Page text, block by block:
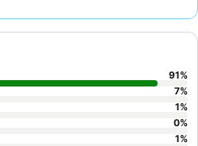
de louer le personnel
du
une chambre située à un
91%
7%
1%
0%
1%